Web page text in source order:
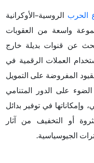
الحرب الروسية–الأوكرانية
مجموعة واسعة من العقوبات
عن قنوات بديلة خارج
العملات الرقمية في
المفروضة على التمويل
على الدور المتنامي
وإمكاناتها في توفير بدائل
أو التخفيف من آثار
الجيوسياسية.